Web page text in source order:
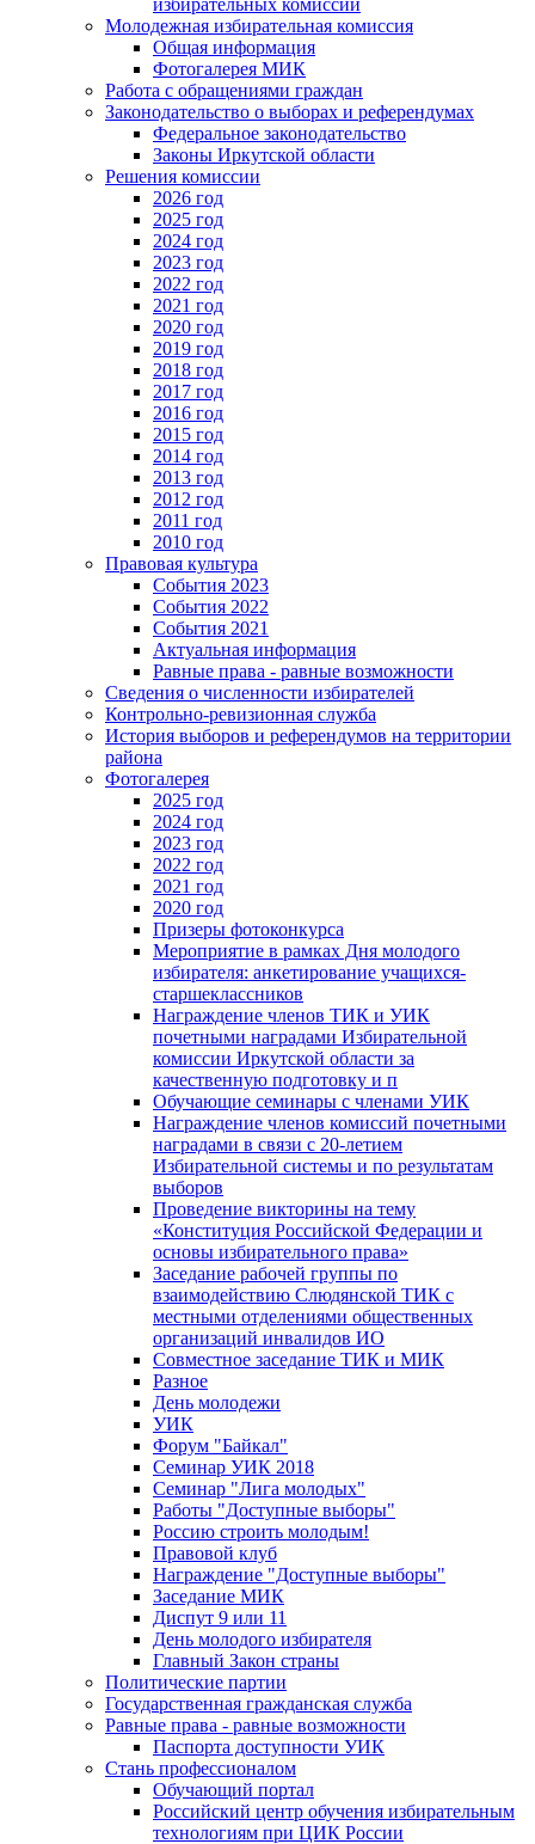
избирательных комиссий
Молодежная избирательная комиссия
Общая информация
Фотогалерея МИК
Работа с обращениями граждан
Законодательство о выборах и референдумах
Федеральное законодательство
Законы Иркутской области
Решения комиссии
2026 год
2025 год
2024 год
2023 год
2022 год
2021 год
2020 год
2019 год
2018 год
2017 год
2016 год
2015 год
2014 год
2013 год
2012 год
2011 год
2010 год
Правовая культура
События 2023
События 2022
События 2021
Актуальная информация
Равные права - равные возможности
Сведения о численности избирателей
Контрольно-ревизионная служба
История выборов и референдумов на территории
района
Фотогалерея
2025 год
2024 год
2023 год
2022 год
2021 год
2020 год
Призеры фотоконкурса
Мероприятие в рамках Дня молодого
избирателя: анкетирование учащихся-
старшеклассников
Награждение членов ТИК и УИК
почетными наградами Избирательной
комиссии Иркутской области за
качественную подготовку и п
Обучающие семинары с членами УИК
Награждение членов комиссий почетными
наградами в связи с 20-летием
Избирательной системы и по результатам
выборов
Проведение викторины на тему
«Конституция Российской Федерации и
основы избирательного права»
Заседание рабочей группы по
взаимодействию Слюдянской ТИК с
местными отделениями общественных
организаций инвалидов ИО
Совместное заседание ТИК и МИК
Разное
День молодежи
УИК
Форум "Байкал"
Семинар УИК 2018
Семинар "Лига молодых"
Работы "Доступные выборы"
Россию строить молодым!
Правовой клуб
Награждение "Доступные выборы"
Заседание МИК
Диспут 9 или 11
День молодого избирателя
Главный Закон страны
Политические партии
Государственная гражданская служба
Равные права - равные возможности
Паспорта доступности УИК
Стань профессионалом
Обучающий портал
Российский центр обучения избирательным
технологиям при ЦИК России